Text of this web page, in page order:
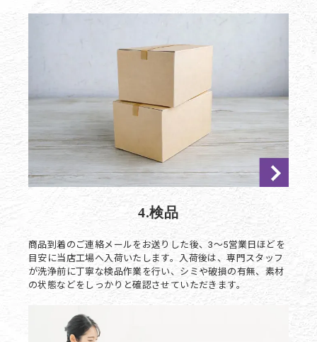
4.検品
商品到着のご連絡メールをお送りした後、3～5営業日ほどを
目安に当店工場へ入荷いたします。入荷後は、専門スタッフ
が洗浄前に丁寧な検品作業を行い、シミや破損の有無、素材
の状態などをしっかりと確認させていただきます。